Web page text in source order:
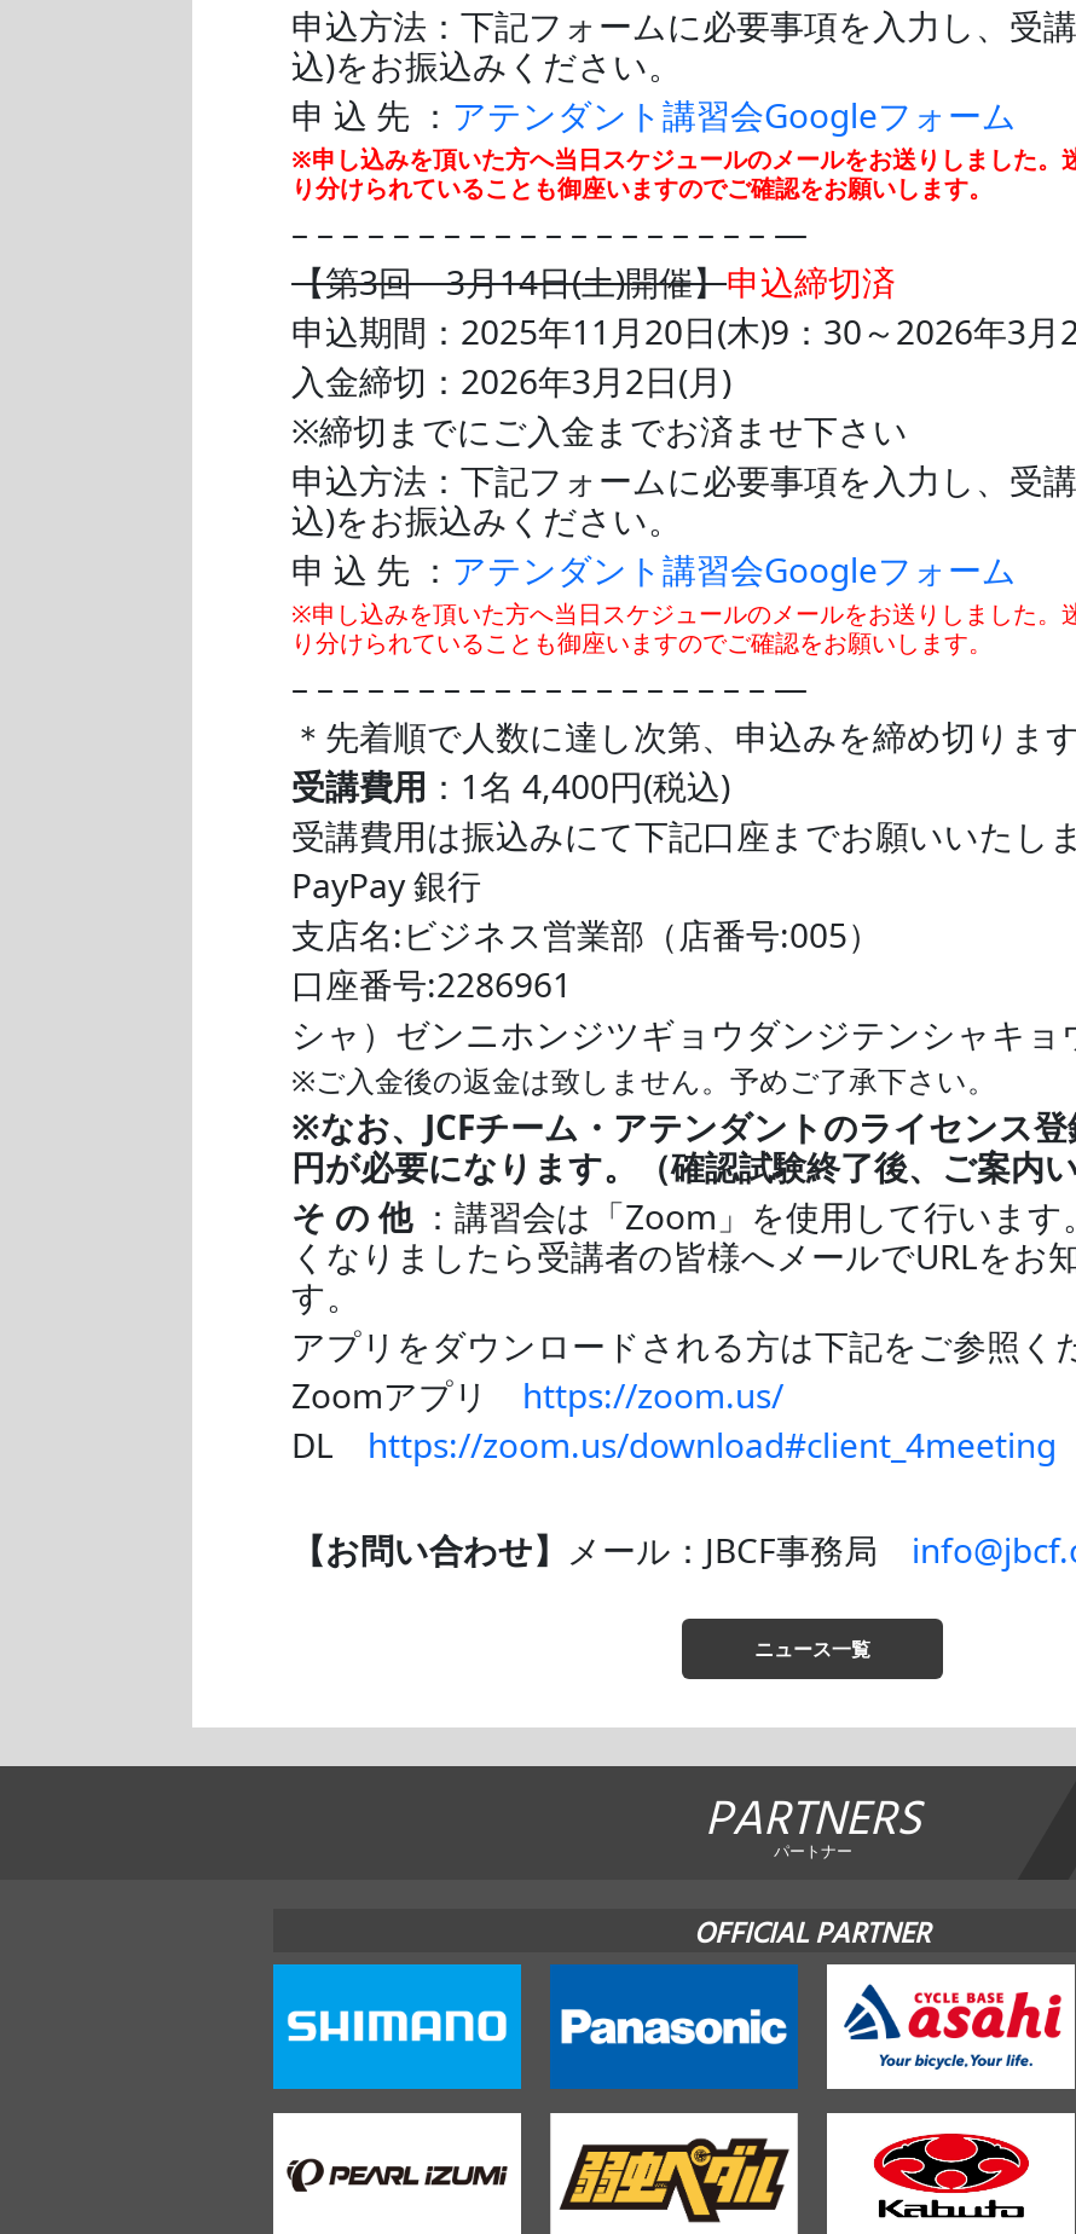
申込方法：下記フォームに必要事項を入力し、受
込)をお振込みください。
申 込 先 ： アテンダント講習会Googleフォーム
※申し込みを頂いた方へ当日スケジュールのメールをお送りしました。
り分けられていることも御座いますのでご確認をお願いします。
– – – – – – – – – – – – – – – – – – – —
【第3回 3月14日(土)開催】申込締切済
申込期間：2025年11月20日(木)9：30～2026年3月
入金締切：2026年3月2日(月)
※締切までにご入金までお済ませ下さい
申込方法：下記フォームに必要事項を入力し、受
込)をお振込みください。
申 込 先 ： アテンダント講習会Googleフォーム
※申し込みを頂いた方へ当日スケジュールのメールをお送りしました。
り分けられていることも御座いますのでご確認をお願いします。
– – – – – – – – – – – – – – – – – – – —
＊先着順で人数に達し次第、申込みを締め切ります
受講費用 ：1名 4,400円(税込)
受講費用は振込みにて下記口座までお願いいたしま
PayPay 銀行
支店名:ビジネス営業部（店番号:005）
口座番号:2286961
シャ）ゼンニホンジツギョウダンジテンシャキョ
※ご入金後の返金は致しません。予めご了承下さい。
※なお、JCFチーム・アテンダントのライセンス
円が必要になります。（確認試験終了後、ご案内
そ の 他：講習会は「Zoom」を使用して行います
くなりましたら受講者の皆様へメールでURLをお
す。
アプリをダウンロードされる方は下記をご参照く
Zoomアプリ https://zoom.us/
DL https://zoom.us/download#client_4meeting
【お問い合わせ】 メール：JBCF事務局
ニュース一覧
PARTNERS
パートナー
OFFICIAL PARTNER